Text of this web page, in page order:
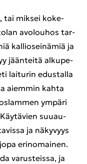
tai mik­sei ko­ke­
avo­lou­hos tar­
kal­lio­sei­nä­miä ja
jään­tei­tä al­ku­pe­
lai­tu­rin edus­tal­la
ai­em­min kahta
ym­pä­ri
suu­au­
ja nä­ky­vyys
erin­omai­nen.
va­rus­teis­sa, ja